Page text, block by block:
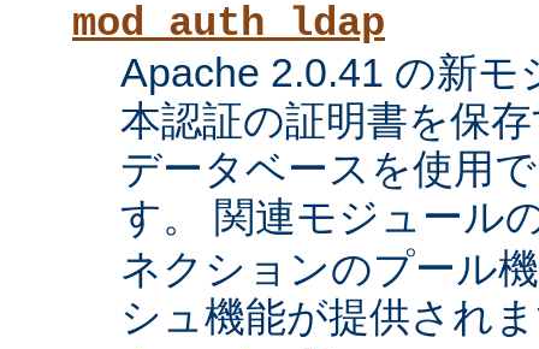
mod_auth_ldap
Apache 2.0.41 の新モ
本認証の証明書を保
データベースを使用
す。 関連モジュール
ネクションのプール
シュ機能が提供され